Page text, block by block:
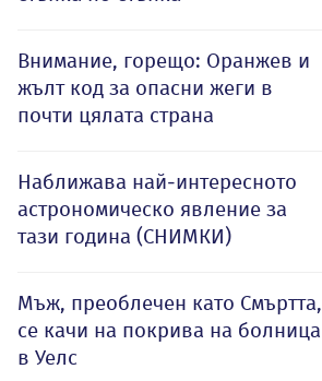
Внимание, горещо: Оранжев и
жълт код за опасни жеги в
почти цялата страна
Наближава най-интересното
астрономическо явление за
тази година (СНИМКИ)
Мъж, преоблечен като Смъртта,
се качи на покрива на болница
в Уелс